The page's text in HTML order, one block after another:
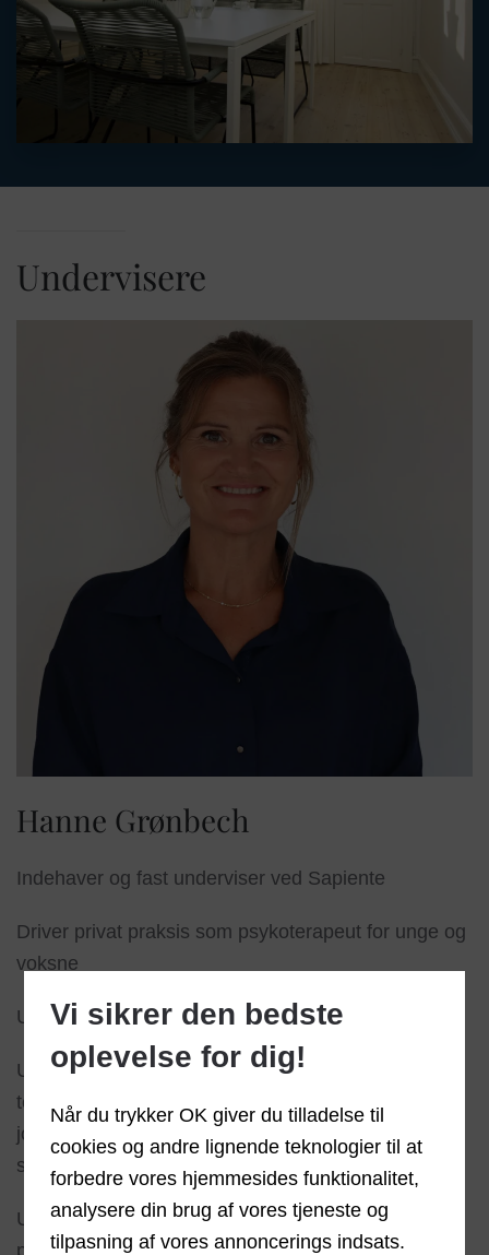
Undervisere
Hanne Grønbech
Indehaver og fast underviser ved Sapiente
Driver privat praksis som psykoterapeut for unge og
voksne
Underviser på Hildebrand Instituttet i 10 år
Underviser for personalegrupper (socialpædagoger,
terapeuter, socialrådgivere, psykologer og
jordemødre m.fl.) i forlængelse af
supervisionsprocesser
Underviser for pædagoger, socialrådgivere,
Vi sikrer den bedste
oplevelse for dig!
Når du trykker OK giver du tilladelse til
cookies og andre lignende teknologier til at
forbedre vores hjemmesides funktionalitet,
analysere din brug af vores tjeneste og
tilpasning af vores annoncerings indsats.